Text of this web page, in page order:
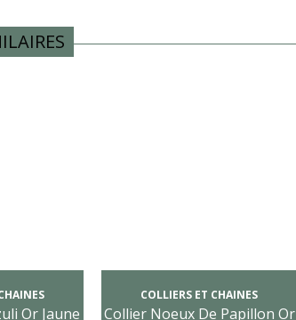
Or Jaune
COLLIERS ET CHAINES
Collier Noeux De Papillon Or